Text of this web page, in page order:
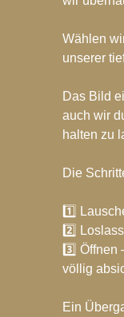
Blog-Archiv-2018
Wählen
unserer
Das Bild
auch wir
halten zu
Die
1️⃣
2️⃣
3️⃣
völlig
Ein